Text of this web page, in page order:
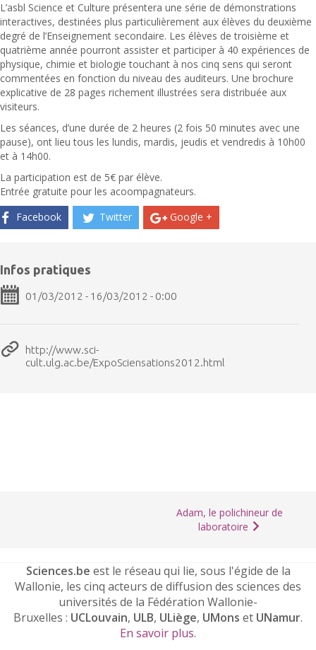
L’asbl Science et Culture présentera une série de démonstrations
interactives, destinées plus particulièrement aux élèves du deuxième
degré de l’Enseignement secondaire. Les élèves de troisième et
quatrième année pourront assister et participer à 40 expériences de
physique, chimie et biologie touchant à nos cinq sens qui seront
commentées en fonction du niveau des auditeurs. Une brochure
explicative de 28 pages richement illustrées sera distribuée aux
visiteurs.
Les séances, d’une durée de 2 heures (2 fois 50 minutes avec une
pause), ont lieu tous les lundis, mardis, jeudis et vendredis à 10h00
et à 14h00.
La participation est de 5€ par élève.
Entrée gratuite pour les acoompagnateurs.
Facebook
Twitter Google +
Infos pratiques
01/03/2012 - 16/03/2012 - 0:00
http://www.sci-
cult.ulg.ac.be/ExpoSciensations2012.html
Adam, le polichineur de
laboratoire
Sciences.be est le réseau qui lie, sous l'égide de la
Wallonie, les cinq acteurs de diffusion des sciences des
universités de la Fédération Wallonie-
Bruxelles : UCLouvain, ULB, ULiège, UMons et UNamur.
En savoir plus.